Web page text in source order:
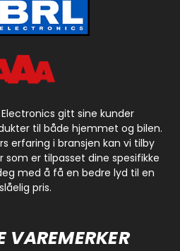
Electronics gitt sine kunder
til både hjemmet og bilen.
erfaring i bransjen kan vi tilby
som er tilpasset dine spesifikke
med å få en bedre lyd til en
pris.
VAREMERKER